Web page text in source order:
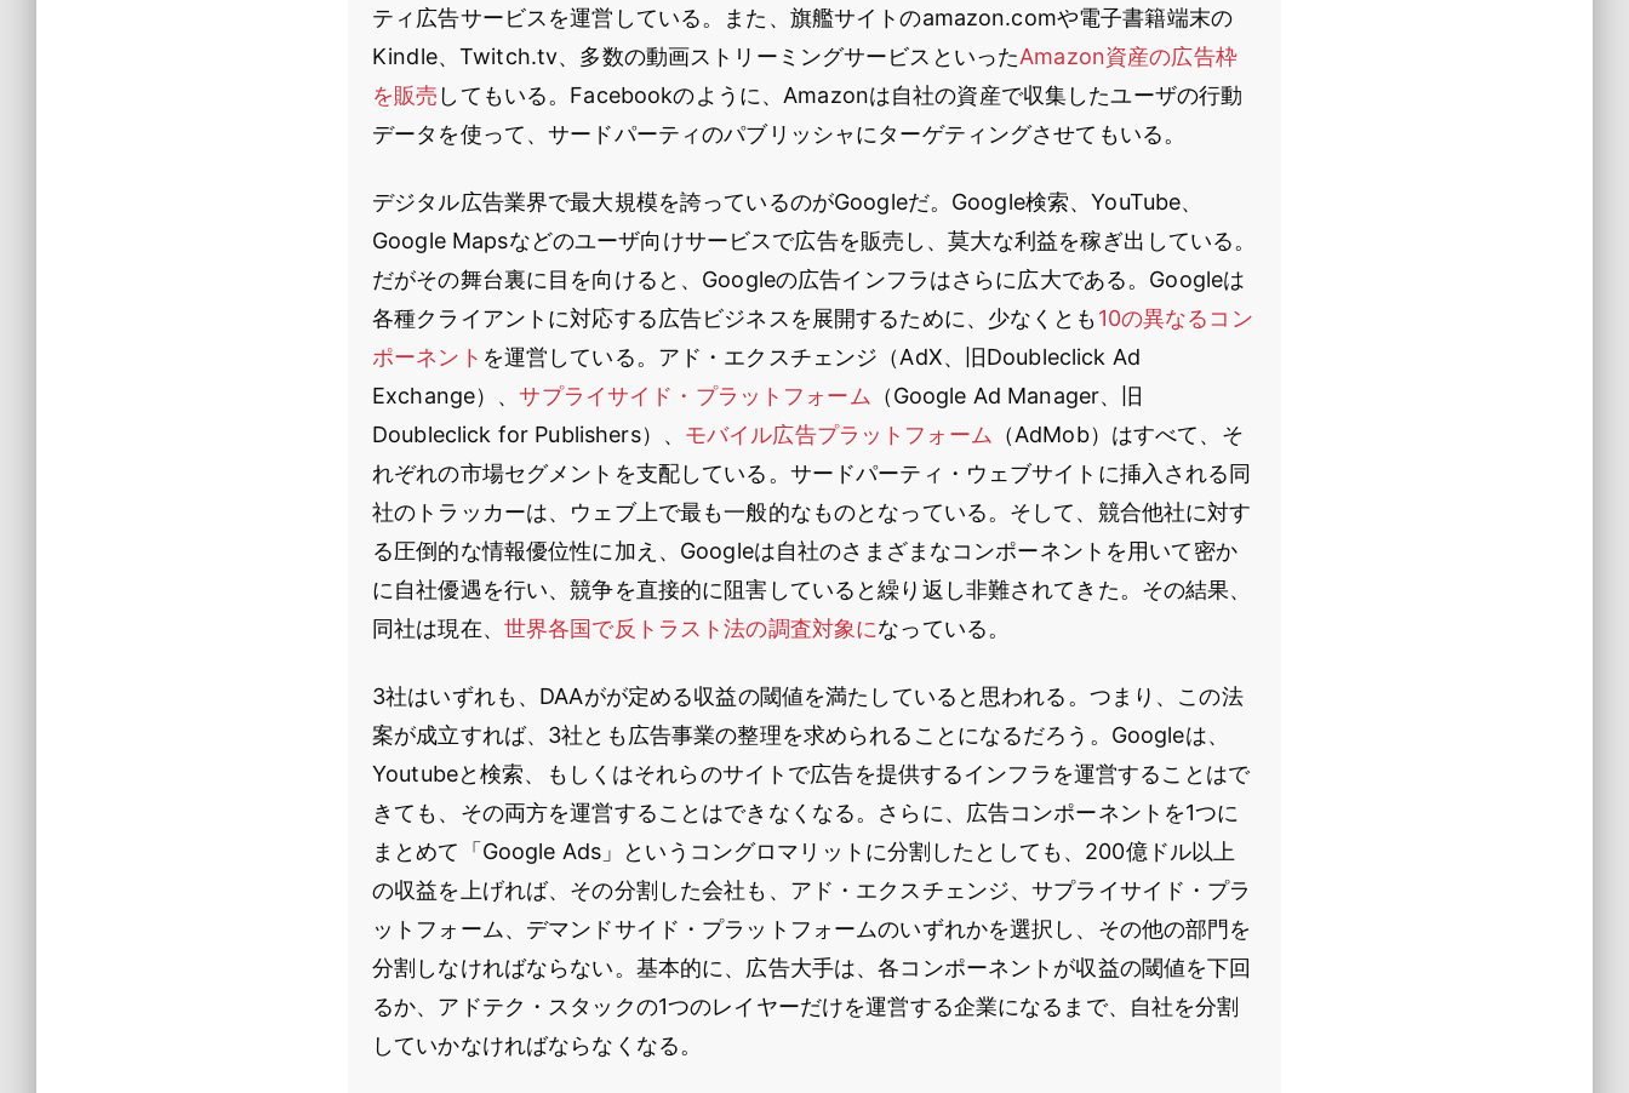
ティ広告サービスを運営している。また、旗艦サイトのamazon.comや電子書籍端末の
Kindle、Twitch.tv、多数の動画ストリーミングサービスといったAmazon資産の広告枠
を販売 してもいる。Facebookのように、Amazonは自社の資産で収集したユーザの行動
データを使って、サードパーティのパブリッシャにターゲティングさせてもいる。
デジタル広告業界で最大規模を誇っているのがGoogleだ。Google検索、YouTube、
Google Mapsなどのユーザ向けサービスで広告を販売し、莫大な利益を稼ぎ出している。
だがその舞台裏に目を向けると、Googleの広告インフラはさらに広大である。Googleは
各種クライアントに対応する広告ビジネスを展開するために、少なくとも 10の異なるコン
ポーネント を運営している。アド・エクスチェンジ（AdX、旧Doubleclick Ad
Exchange）、サプライサイド・プラットフォーム （Google Ad Manager、旧
Doubleclick for Publishers）、 モバイル広告プラットフォーム （AdMob）はすべて、そ
れぞれの市場セグメントを支配している。サードパーティ・ウェブサイトに挿入される同
社のトラッカーは、ウェブ上で最も一般的なものとなっている。そして、競合他社に対す
る圧倒的な情報優位性に加え、Googleは自社のさまざまなコンポーネントを用いて密か
に自社優遇を行い、競争を直接的に阻害していると繰り返し非難されてきた。その結果、
同社は現在、 世界各国で反トラスト法の調査対象になっている。
3社はいずれも、DAAがが定める収益の閾値を満たしていると思われる。つまり、この法
案が成立すれば、3社とも広告事業の整理を求められることになるだろう。Googleは、
Youtubeと検索、もしくはそれらのサイトで広告を提供するインフラを運営することはで
きても、その両方を運営することはできなくなる。さらに、広告コンポーネントを1つに
まとめて「Google Ads」というコングロマリットに分割したとしても、200億ドル以上
の収益を上げれば、その分割した会社も、アド・エクスチェンジ、サプライサイド・プラ
ットフォーム、デマンドサイド・プラットフォームのいずれかを選択し、その他の部門を
分割しなければならない。基本的に、広告大手は、各コンポーネントが収益の閾値を下回
るか、アドテク・スタックの1つのレイヤーだけを運営する企業になるまで、自社を分割
していかなければならなくなる。